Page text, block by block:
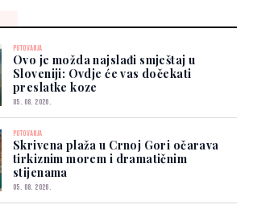
PUTOVANJA
Ovo je možda najslađi smještaj u
Sloveniji: Ovdje će vas dočekati
preslatke koze
05. 08. 2026.
PUTOVANJA
Skrivena plaža u Crnoj Gori očarava
tirkiznim morem i dramatičnim
stijenama
05. 08. 2026.